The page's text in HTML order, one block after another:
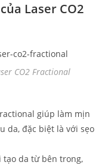
Laser CO2
CO2 Fractional
giúp làm mịn
da, đặc biệt là với sẹo
tạo da từ bên trong,